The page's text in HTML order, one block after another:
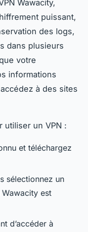
Wawacity,
puissant,
des logs,
dans plusieurs
votre
informations
à des sites
utiliser un VPN :
et téléchargez
sélectionnez un
est
d’accéder à